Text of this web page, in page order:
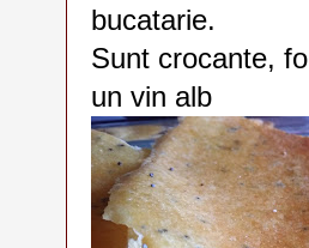
bucatarie.
Sunt crocante,
un vin alb